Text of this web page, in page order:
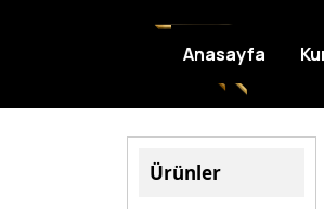
Ürünler
Anasayfa